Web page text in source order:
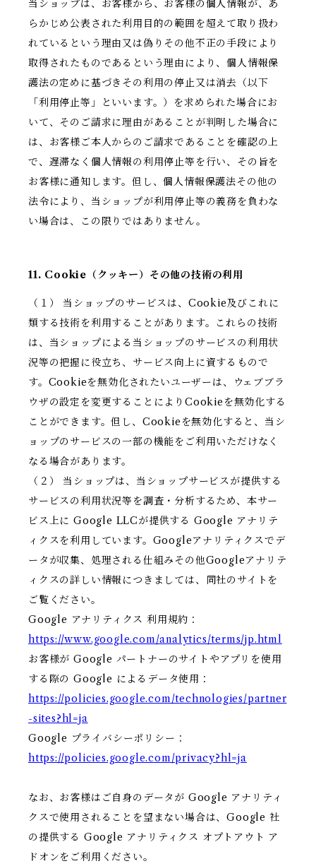
当ショップは、お客様から、お客様の個人情報が、あ
らかじめ公表された利用目的の範囲を超えて取り扱わ
れているという理由又は偽りその他不正の手段により
取得されたものであるという理由により、個人情報保
護法の定めに基づきその利用の停止又は消去（以下
「利用停止等」といいます。）を求められた場合にお
いて、そのご請求に理由があることが判明した場合に
は、お客様ご本人からのご請求であることを確認の上
で、遅滞なく個人情報の利用停止等を行い、その旨を
お客様に通知します。但し、個人情報保護法その他の
法令により、当ショップが利用停止等の義務を負わな
い場合は、この限りではありません。
11. Cookie（クッキー）その他の技術の利用
（１） 当ショップのサービスは、Cookie及びこれに
類する技術を利用することがあります。これらの技術
は、当ショップによる当ショップのサービスの利用状
況等の把握に役立ち、サービス向上に資するもので
す。Cookieを無効化されたいユーザーは、ウェブブラ
ウザの設定を変更することによりCookieを無効化する
ことができます。但し、Cookieを無効化すると、当シ
ョップのサービスの一部の機能をご利用いただけなく
なる場合があります。
（２） 当ショップは、当ショップサービスが提供する
サービスの利用状況等を調査・分析するため、本サー
ビス上に Google LLCが提供する Google アナリテ
ィクスを利用しています。Googleアナリティクスでデ
ータが収集、処理される仕組みその他Googleアナリテ
ィクスの詳しい情報につきましては、同社のサイトを
ご覧ください。
Google アナリティクス 利用規約：
https://www.google.com/analytics/terms/jp.html
お客様が Google パートナーのサイトやアプリを使用
する際の Google によるデータ使用：
https://policies.google.com/technologies/partner
-sites?hl=ja
Google プライバシーポリシー：
https://policies.google.com/privacy?hl=ja
なお、お客様はご自身のデータが Google アナリティ
クスで使用されることを望まない場合は、Google 社
の提供する Google アナリティクス オプトアウト ア
ドオンをご利用ください。